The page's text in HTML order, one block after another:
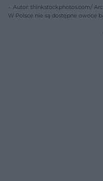
Autor: thinkstockphotos.com/
W Polsce nie są dostępne owoce
odżywcza jest taka sama jak w